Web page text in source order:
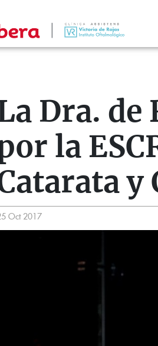
Dra. de
la
Oct 2017